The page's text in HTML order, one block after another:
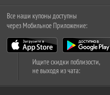
Все наши купоны доступны
через Мобильное Приложение:
Ищите скидки поблизости,
не выходя из чата: